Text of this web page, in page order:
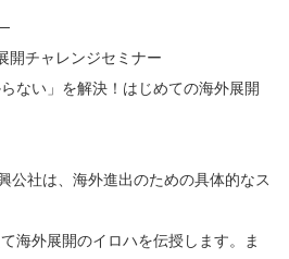
開チャレンジセミナー
ない」を解決！はじめての海外展開
社は、海外進出のための具体的なス
海外展開のイロハを伝授します。ま